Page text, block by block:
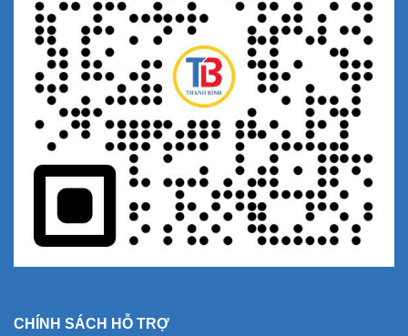
CHÍNH SÁCH HỖ TRỢ